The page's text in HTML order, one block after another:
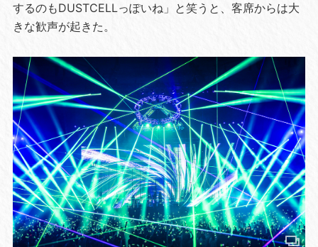
するのもDUSTCELLっぽいね」と笑うと、客席からは大
きな歓声が起きた。